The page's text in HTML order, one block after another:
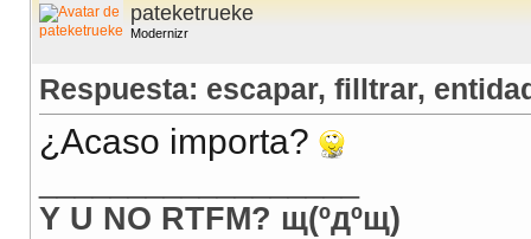
pateketrueke
Modernizr
Respuesta: escapar, filltrar,
¿Acaso importa?
Y U NO RTFM? щ(ºдºщ)